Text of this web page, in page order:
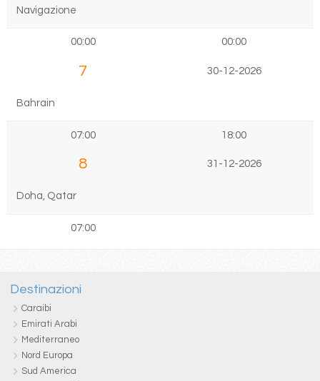
Navigazione
00:00 00:00
7 30-12-2026
Bahrain
07:00 18:00
8 31-12-2026
Doha, Qatar
07:00
Destinazioni
Caraibi
Emirati Arabi
Mediterraneo
Nord Europa
Sud America